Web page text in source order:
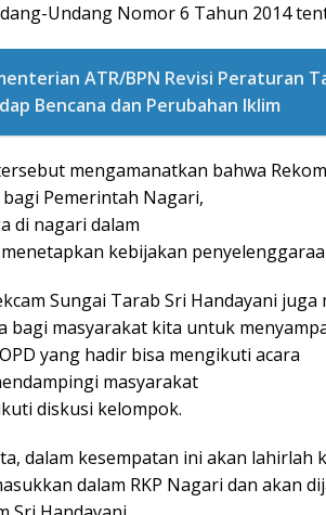
Undang Nomor 6 Tahun 2014
ATR/BPN Revisi Peraturan
Bencana dan Perubahan Iklim
mengamanatkan bahwa
Pemerintah Nagari,
di nagari dalam
kebijakan
Sungai Tarab Sri Handayani
bagi masyarakat kita untuk
yang hadir bisa mengikuti acara
masyarakat
diskusi kelompok.
dalam kesempatan ini akan lahirlah
dalam RKP Nagari dan akan